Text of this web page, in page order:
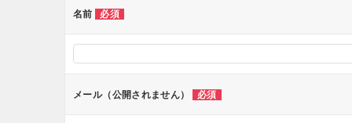
ー名前 必須
メール（公開されません） 必須